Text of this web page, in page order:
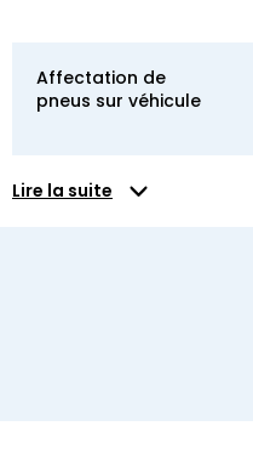
Affectation de
pneus sur véhicule
Lire la suite